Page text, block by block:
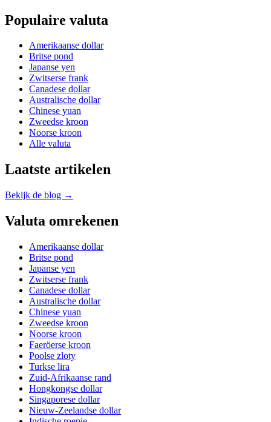
Populaire valuta
Amerikaanse dollar
Britse pond
Japanse yen
Zwitserse frank
Canadese dollar
Australische dollar
Chinese yuan
Zweedse kroon
Noorse kroon
Alle valuta
Laatste artikelen
Bekijk de blog →
Valuta omrekenen
Amerikaanse dollar
Britse pond
Japanse yen
Zwitserse frank
Canadese dollar
Australische dollar
Chinese yuan
Zweedse kroon
Noorse kroon
Faeröerse kroon
Poolse zloty
Turkse lira
Zuid-Afrikaanse rand
Hongkongse dollar
Singaporese dollar
Nieuw-Zeelandse dollar